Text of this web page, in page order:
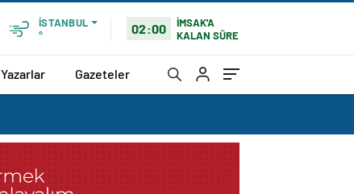
İSTANBUL
°
02:00
İMSAK'A
KALAN SÜRE
Yazarlar Gazeteler